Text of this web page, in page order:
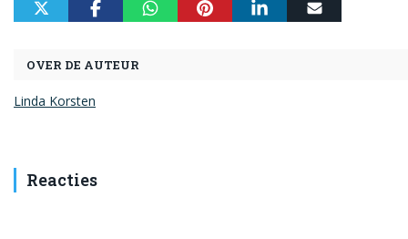
OVER DE AUTEUR
Linda Korsten
Reacties